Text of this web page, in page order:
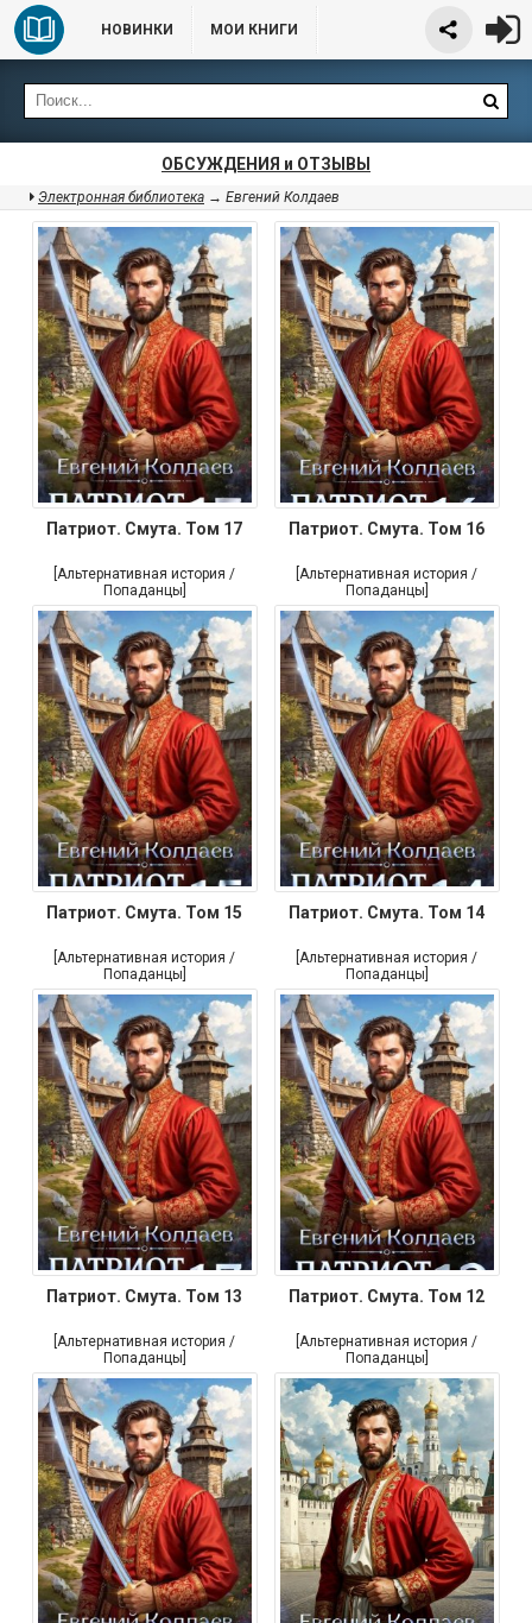
НОВИНКИ МОИ КНИГИ
ОБСУЖДЕНИЯ и ОТЗЫВЫ
Электронная библиотека → Евгений Колдаев
Патриот. Смута. Том 17
[Альтернативная история /
Попаданцы]
Патриот. Смута. Том 16
[Альтернативная история /
Попаданцы]
Патриот. Смута. Том 15
[Альтернативная история /
Попаданцы]
Патриот. Смута. Том 14
[Альтернативная история /
Попаданцы]
Патриот. Смута. Том 13
[Альтернативная история /
Попаданцы]
Патриот. Смута. Том 12
[Альтернативная история /
Попаданцы]